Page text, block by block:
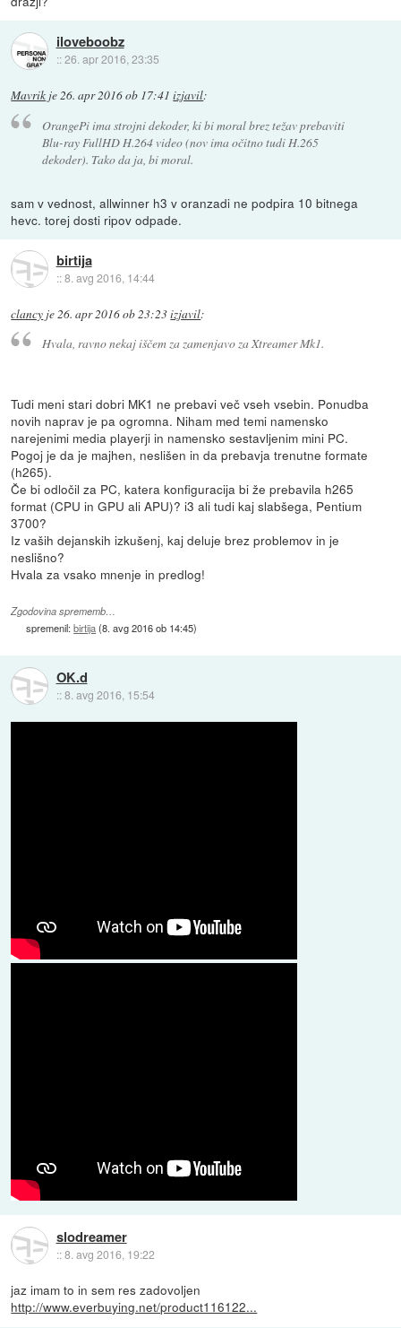
iloveboobz
::26. apr 2016, 23:35
Mavrik je26. apr 2016 ob 17:41 izjavil:
OrangePi ima strojni dekoder, ki bi moral brez težav prebaviti
Blu-ray FullHD H.264 video (nov ima očitno tudi H.265
dekoder). Tako da ja, bi moral.
sam v vednost, allwinner h3 v oranzadi ne podpira 10 bitnega
hevc. torej dosti ripov odpade.
birtija
::8. avg 2016, 14:44
clancy je26. apr 2016 ob 23:23izjavil:
Hvala, ravno nekaj iščem za zamenjavo za Xtreamer Mk1.
Tudi meni stari dobri MK1 ne prebavi več vseh vsebin. Ponudba
novih naprav je pa ogromna. Niham med temi namensko
narejenimi media playerji in namensko sestavljenim mini PC.
Pogoj je da je majhen, neslišen in da prebavja trenutne formate
(h265).
Če bi odločil za PC, katera konfiguracija bi že prebavila h265
format (CPU in GPU ali APU)? i3 ali tudi kaj slabšega, Pentium
3700?
Iz vaših dejanskih izkušenj, kaj deluje brez problemov in je
neslišno?
Hvala za vsako mnenje in predlog!
Zgodovina sprememb…
spremenil:birtija(8. avg 2016 ob 14:45)
OK.d
::8. avg 2016, 15:54
slodreamer
::8. avg 2016, 19:22
jaz imam to in sem res zadovoljen
http://www.everbuying.net/product116122...